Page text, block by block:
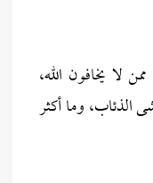
لا يخافون الله،
الذئاب، وما أكثر